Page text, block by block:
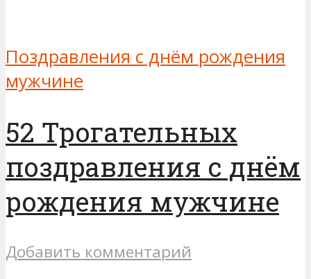
Поздравления с днём рождения
мужчине
52 Трогательных
поздравления с днём
рождения мужчине
Добавить комментарий